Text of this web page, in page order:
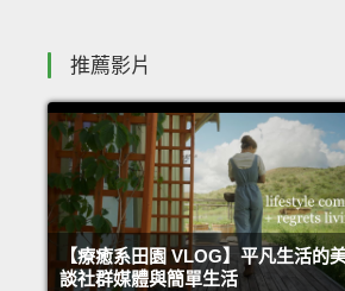
推薦影片
【療癒系田園 VLOG】平凡生活的
談社群媒體與簡單生活